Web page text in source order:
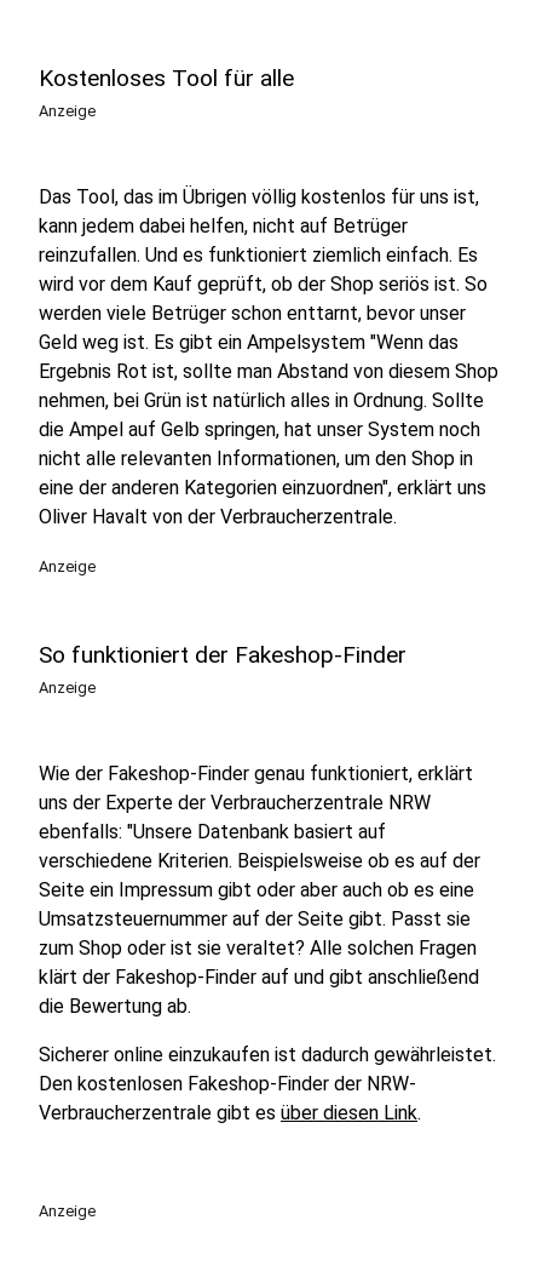
Kostenloses Tool für alle
Anzeige
Das Tool, das im Übrigen völlig kostenlos für uns ist,
kann jedem dabei helfen, nicht auf Betrüger
reinzufallen. Und es funktioniert ziemlich einfach. Es
wird vor dem Kauf geprüft, ob der Shop seriös ist. So
werden viele Betrüger schon enttarnt, bevor unser
Geld weg ist. Es gibt ein Ampelsystem "Wenn das
Ergebnis Rot ist, sollte man Abstand von diesem Shop
nehmen, bei Grün ist natürlich alles in Ordnung. Sollte
die Ampel auf Gelb springen, hat unser System noch
nicht alle relevanten Informationen, um den Shop in
eine der anderen Kategorien einzuordnen", erklärt uns
Oliver Havalt von der Verbraucherzentrale.
Anzeige
So funktioniert der Fakeshop-Finder
Anzeige
Wie der Fakeshop-Finder genau funktioniert, erklärt
uns der Experte der Verbraucherzentrale NRW
ebenfalls: "Unsere Datenbank basiert auf
verschiedene Kriterien. Beispielsweise ob es auf der
Seite ein Impressum gibt oder aber auch ob es eine
Umsatzsteuernummer auf der Seite gibt. Passt sie
zum Shop oder ist sie veraltet? Alle solchen Fragen
klärt der Fakeshop-Finder auf und gibt anschließend
die Bewertung ab.
Sicherer online einzukaufen ist dadurch gewährleistet.
Den kostenlosen Fakeshop-Finder der NRW-
Verbraucherzentrale gibt es über diesen Link.
Anzeige